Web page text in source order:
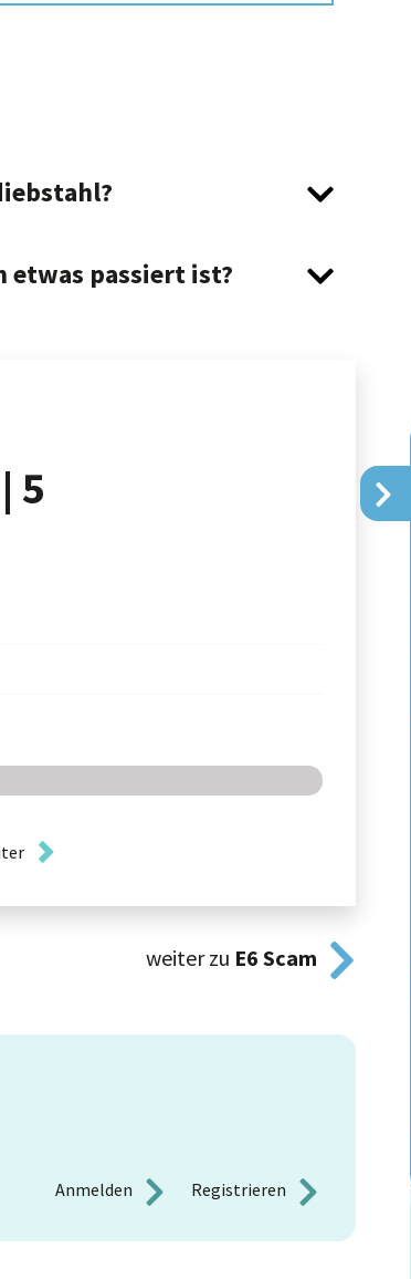
etwas passiert ist?
5
weiter zu E6 Scam
Anmelden Registrieren